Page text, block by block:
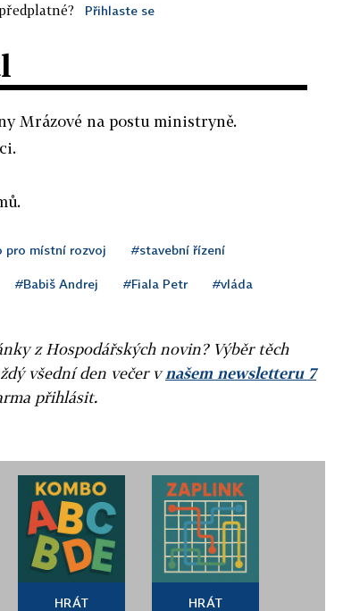
Přihlaste se
Mrázové na postu ministryně.
pro místní rozvoj #stavební řízení
#Babiš Andrej #Fiala Petr #vláda
z Hospodářských novin? Výběr těch
všední den večer vnašem newsletteru 7
přihlásit.
HRÁT HRÁT